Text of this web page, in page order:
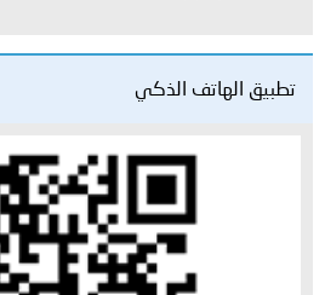
تطبيق الهاتف الذكي